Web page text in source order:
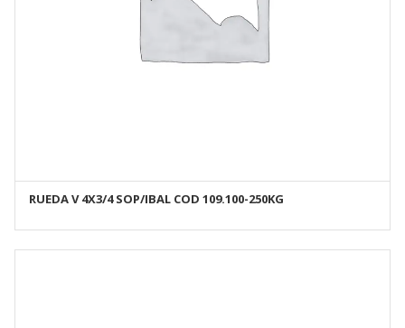
AÑADIR AL CARRITO
RUEDA V 4X3/4 SOP/IBAL COD 109.100-250KG